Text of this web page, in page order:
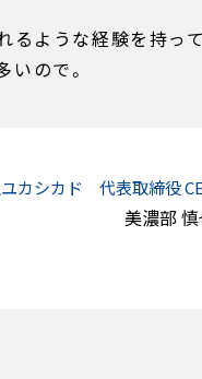
るような経験を持って
ので。
カシカド 代表取締役
美濃部